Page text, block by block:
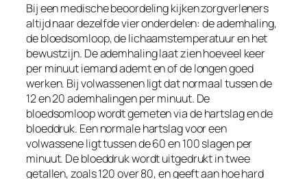
Bij een medische beoordeling kijken zorgverleners
altijd naar dezelfde vier onderdelen: de ademhaling,
de bloedsomloop, de lichaamstemperatuur en het
bewustzijn. De ademhaling laat zien hoeveel keer
per minuut iemand ademt en of de longen goed
werken. Bij volwassenen ligt dat normaal tussen de
12 en 20 ademhalingen per minuut. De
bloedsomloop wordt gemeten via de hartslag en de
bloeddruk. Een normale hartslag voor een
volwassene ligt tussen de 60 en 100 slagen per
minuut. De bloeddruk wordt uitgedrukt in twee
getallen, zoals 120 over 80, en geeft aan hoe hard